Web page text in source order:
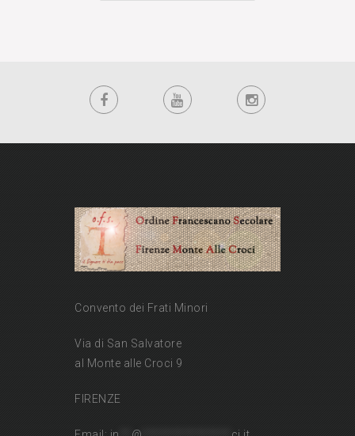
Convento dei Frati Minori
Via di San Salvatore
al Monte alle Croci 9
FIRENZE